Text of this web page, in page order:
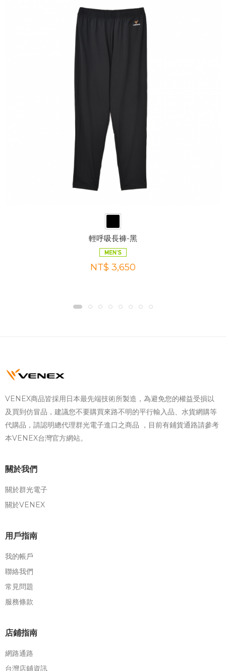
輕呼吸長褲-黑
NT$ 3,650
VENEX商品皆採用日本最先端技術所製造，為避免您的權益受損以
及買到仿冒品，建議您不要購買來路不明的平行輸入品、水貨網購等
代購品，請認明總代理群光電子進口之商品 ，目前有鋪貨通路請參考
本VENEX台灣官方網站。
關於我們
關於群光電子
關於VENEX
用戶指南
我的帳戶
聯絡我們
常見問題
服務條款
店鋪指南
網路通路
台灣店鋪資訊